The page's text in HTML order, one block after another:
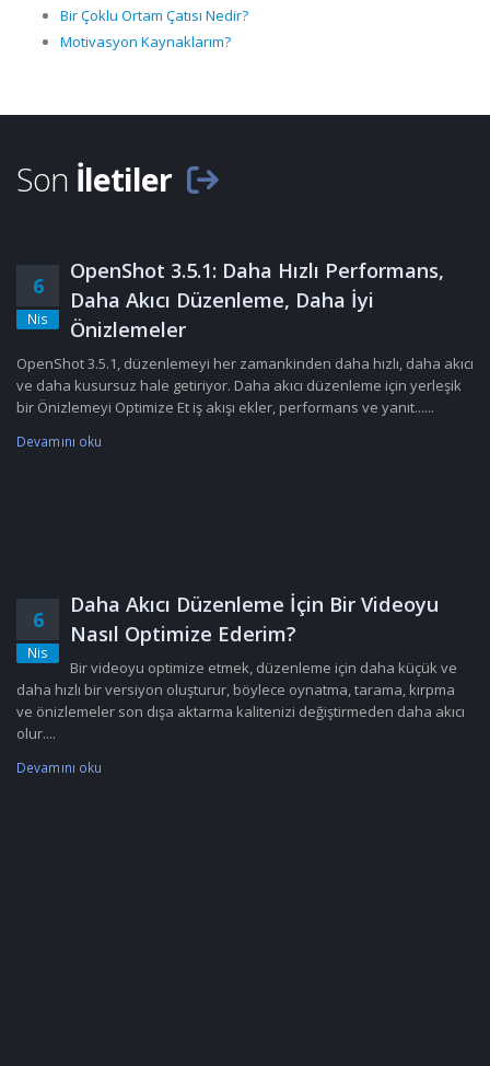
Bir Çoklu Ortam Çatısı Nedir?
Motivasyon Kaynaklarım?
Son İletiler
6
Nis
OpenShot 3.5.1: Daha Hızlı Performans,
Daha Akıcı Düzenleme, Daha İyi
Önizlemeler
OpenShot 3.5.1, düzenlemeyi her zamankinden daha hızlı, daha akıcı
ve daha kusursuz hale getiriyor. Daha akıcı düzenleme için yerleşik
bir Önizlemeyi Optimize Et iş akışı ekler, performans ve yanıt......
Devamını oku
6
Nis
Daha Akıcı Düzenleme İçin Bir Videoyu
Nasıl Optimize Ederim?
Bir videoyu optimize etmek, düzenleme için daha küçük ve
daha hızlı bir versiyon oluşturur, böylece oynatma, tarama, kırpma
ve önizlemeler son dışa aktarma kalitenizi değiştirmeden daha akıcı
olur....
Devamını oku